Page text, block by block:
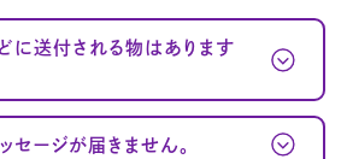
に送付される物はあります
セージが届きません。